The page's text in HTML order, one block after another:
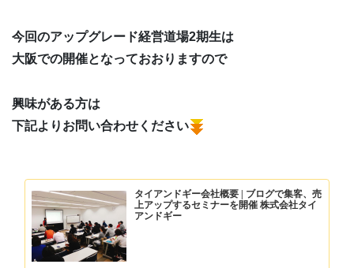
今回のアップグレード経営道場2期生は
大阪での開催となっておおりますので
興味がある方は
下記よりお問い合わせください
タイアンドギー会社概要 | ブログで集客、売
上アップするセミナーを開催 株式会社タイ
アンドギー